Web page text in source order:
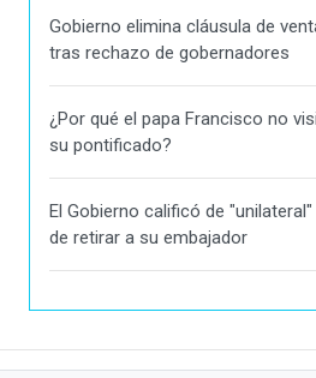
Gobierno elimina cláusula de
tras rechazo de gobernadores
¿Por qué el papa Francisco no
su pontificado?
El Gobierno calificó de
de retirar a su embajador